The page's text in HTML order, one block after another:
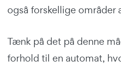
også forskellige områder
Tænk på det på denne
forhold til en automat,